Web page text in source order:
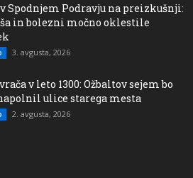
Spodnjem Podravju na preizkušnji:
in bolezni močno oklestile
3. avgusta, 2026
v leto 1300: Ožbaltov sejem bo
ulice starega mesta
2. avgusta, 2026